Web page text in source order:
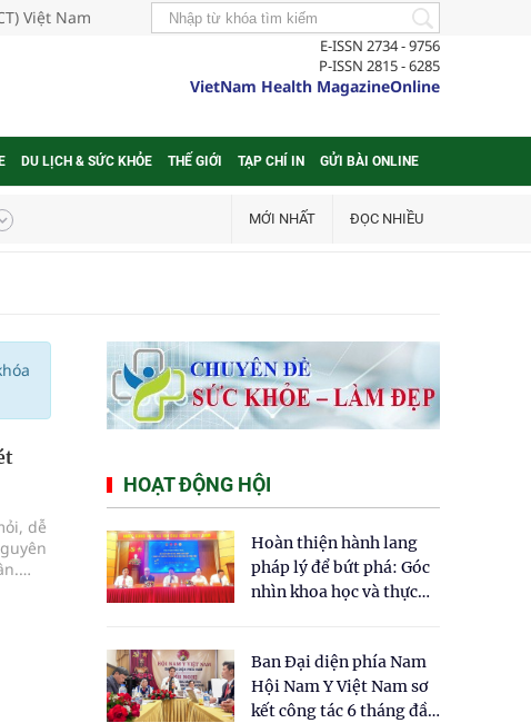
Việt Nam
E-ISSN 2734 - 9756
P-ISSN 2815 - 6285
VietNam Health MagazineOnline
DU LỊCH & SỨC KHỎE THẾ GIỚI TẠP CHÍ IN GỬI BÀI ONLINE
MỚI NHẤT ĐỌC NHIỀU
dễ
HOẠT ĐỘNG HỘI
Hoàn thiện hành lang
pháp lý để bứt phá: Góc
nhìn khoa học và thực
cho Luật Y dược cổ
truyền Việt Nam"
Ban Đại diện phía Nam
Hội Nam Y Việt Nam sơ
kết công tác 6 tháng đầu